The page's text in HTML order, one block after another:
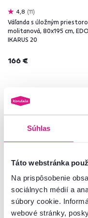
Súhlas
Táto webstránka
Na prispôsobenie
sociálnych médií a
súbory cookie.
webové stránky,
4,8 11
Váľanda s úložným
molitanová, 80x195 cm, EDO
IKARUS 20
166 €
1 Plocha na spanie (cm), 4 Farba -
detailná